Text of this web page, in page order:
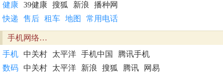
健康 39健康 搜狐 新浪
播种网
快递
售后 租车 地图 常用电话
手机网络…
手机
中关村 太平洋 手机中国
腾讯手机
数码
中关村 太平洋 新浪 搜狐 腾讯
网易